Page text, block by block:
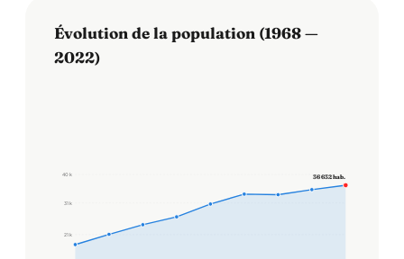
Évolution de la population (1968 —
2022)
21 k
31 k
40 k 36 632 hab.